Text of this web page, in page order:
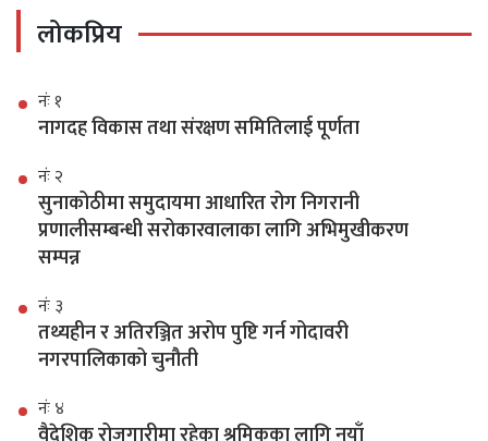
लोकप्रिय
नंः १
नागदह विकास तथा संरक्षण समितिलाई पूर्णता
नंः २
सुनाकोठीमा समुदायमा आधारित रोग निगरानी
प्रणालीसम्बन्धी सरोकारवालाका लागि अभिमुखीकरण
सम्पन्न
नंः ३
तथ्यहीन र अतिरञ्जित अरोप पुष्टि गर्न गोदावरी
नगरपालिकाको चुनौती
नंः ४